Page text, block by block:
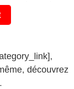
découvrez